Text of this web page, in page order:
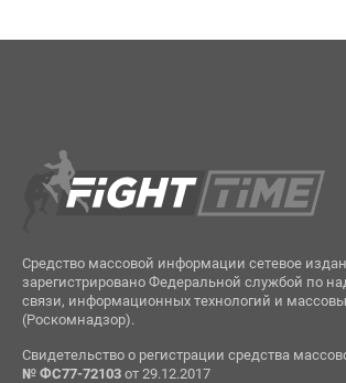
Средство массовой информации сетевое
зарегистрировано Федеральной службой по
связи, информационных технологий и
(Роскомнадзор).
Свидетельство о регистрации средства
№ ФС77-72103от 29.12.2017